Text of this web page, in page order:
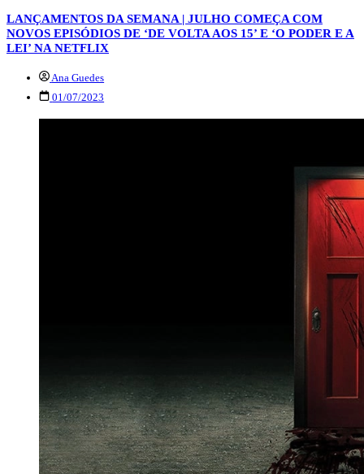
LANÇAMENTOS DA SEMANA | JULHO COMEÇA COM
NOVOS EPISÓDIOS DE ‘DE VOLTA AOS 15’ E ‘O PODER E A
LEI’ NA NETFLIX
Ana Guedes
01/07/2023